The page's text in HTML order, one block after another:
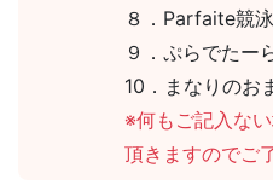
８．Parfaite競
９．ぷらでたー
10．まなりのお
※何もご記入な
頂きますのでご